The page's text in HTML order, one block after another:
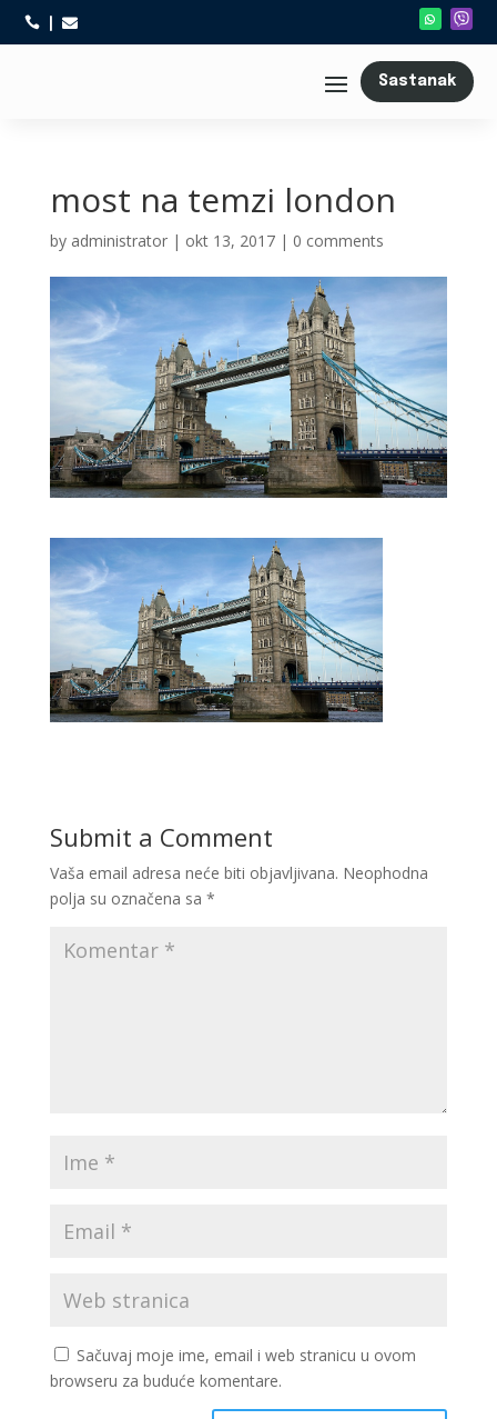
 
Sastanak
most na temzi london
by administrator| okt 13, 2017| 0 comments
Submit a Comment
Vaša email adresa neće biti objavljivana. Neophodna
polja su označena sa *
Sačuvaj moje ime, email i web stranicu u ovom
browseru za buduće komentare.